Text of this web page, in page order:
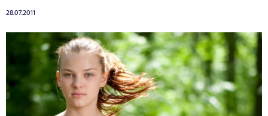
28.07.2011